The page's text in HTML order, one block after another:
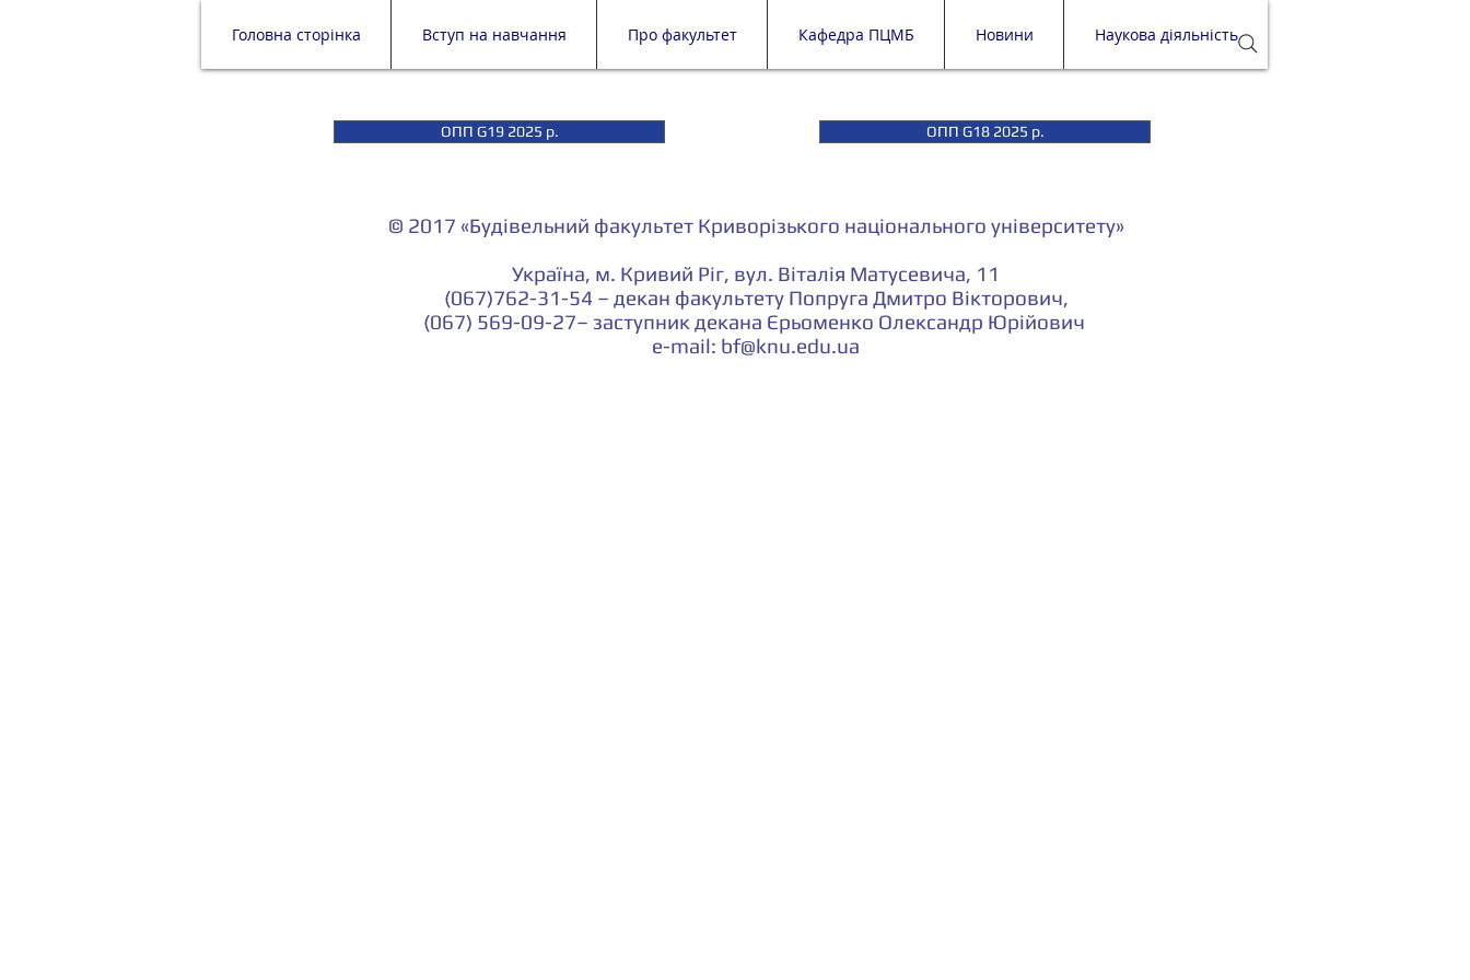
Головна сторінка Вступ на навчання Про факультет Кафедра ПЦМБ Новини Наукова діяльність
ОПП G19 2025 р. ОПП G18 2025 р.
© 2017 «Будівельний факультет Криворізького національного університету»
Україна, м. Кривий Ріг, вул. Віталія Матусевича, 11
(067)762-31-54 – декан факультету Попруга Дмитро Вікторович,
(067) 569-09-27– заступник декана Єрьоменко Олександр Юрійович
e-mail: bf@knu.edu.ua